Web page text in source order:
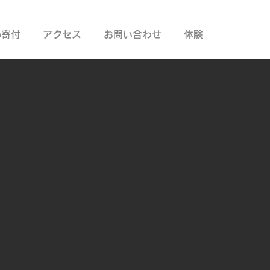
付 アクセス お問い合わせ 体験